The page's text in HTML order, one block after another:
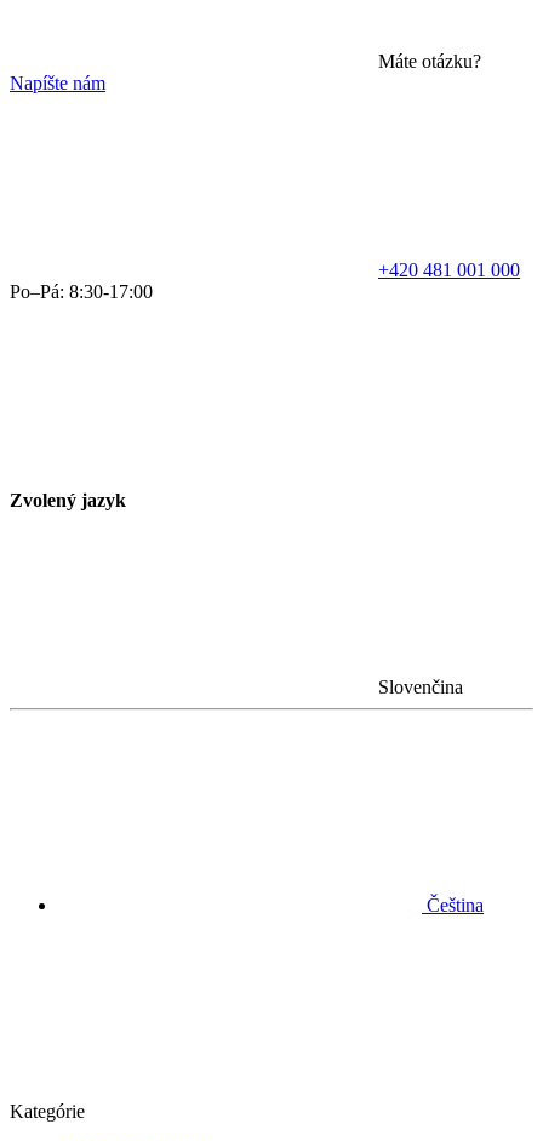
Máte otázku?
Napíšte nám
+420 481 001 000
Po–Pá: 8:30-17:00
Zvolený jazyk
Slovenčina
Čeština
Kategórie